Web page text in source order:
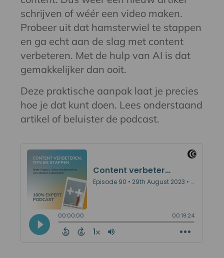
schrijven of wéér een video maken.
Probeer uit dat hamsterwiel te stappen
en ga echt aan de slag met content
verbeteren. Met de hulp van AI is dat
gemakkelijker dan ooit.
Deze praktische aanpak laat je precies
hoe je dat kunt doen. Lees onderstaand
artikel of beluister de podcast.